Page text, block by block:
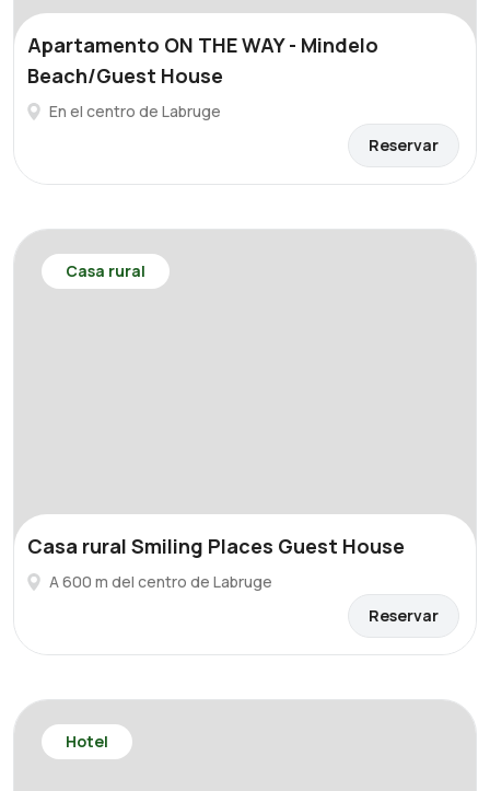
Apartamento ON THE WAY - Mindelo
Beach/Guest House
En el centro de Labruge
Reservar
Casa rural
Casa rural Smiling Places Guest House
A 600 m del centro de Labruge
Reservar
Hotel